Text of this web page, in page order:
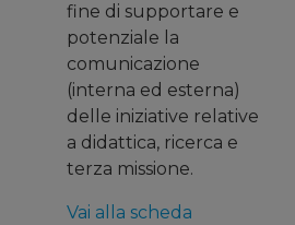
fine di supportare e
potenziale la
comunicazione
(interna ed esterna)
delle iniziative relative
a didattica, ricerca e
terza missione.
Vai alla scheda